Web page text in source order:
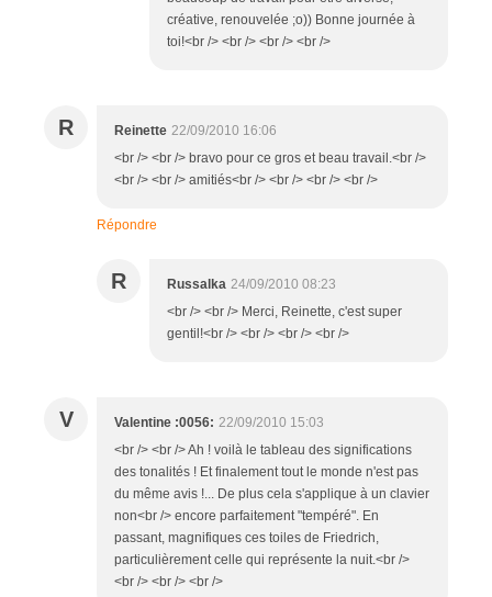
créative, renouvelée ;o)) Bonne journée à
toi!<br /> <br /> <br /> <br />
R Reinette 22/09/2010 16:06
<br /> <br /> bravo pour ce gros et beau travail.<br />
<br /> <br /> amitiés<br /> <br /> <br /> <br />
Répondre
R Russalka 24/09/2010 08:23
<br /> <br /> Merci, Reinette, c'est super
gentil!<br /> <br /> <br /> <br />
V Valentine :0056: 22/09/2010 15:03
<br /> <br /> Ah ! voilà le tableau des significations
des tonalités ! Et finalement tout le monde n'est pas
du même avis !... De plus cela s'applique à un clavier
non<br /> encore parfaitement "tempéré". En
passant, magnifiques ces toiles de Friedrich,
particulièrement celle qui représente la nuit.<br />
<br /> <br /> <br />